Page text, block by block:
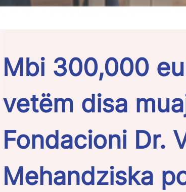
Mbi 300,000
vetëm disa
Fondacioni Dr.
Mehandziska